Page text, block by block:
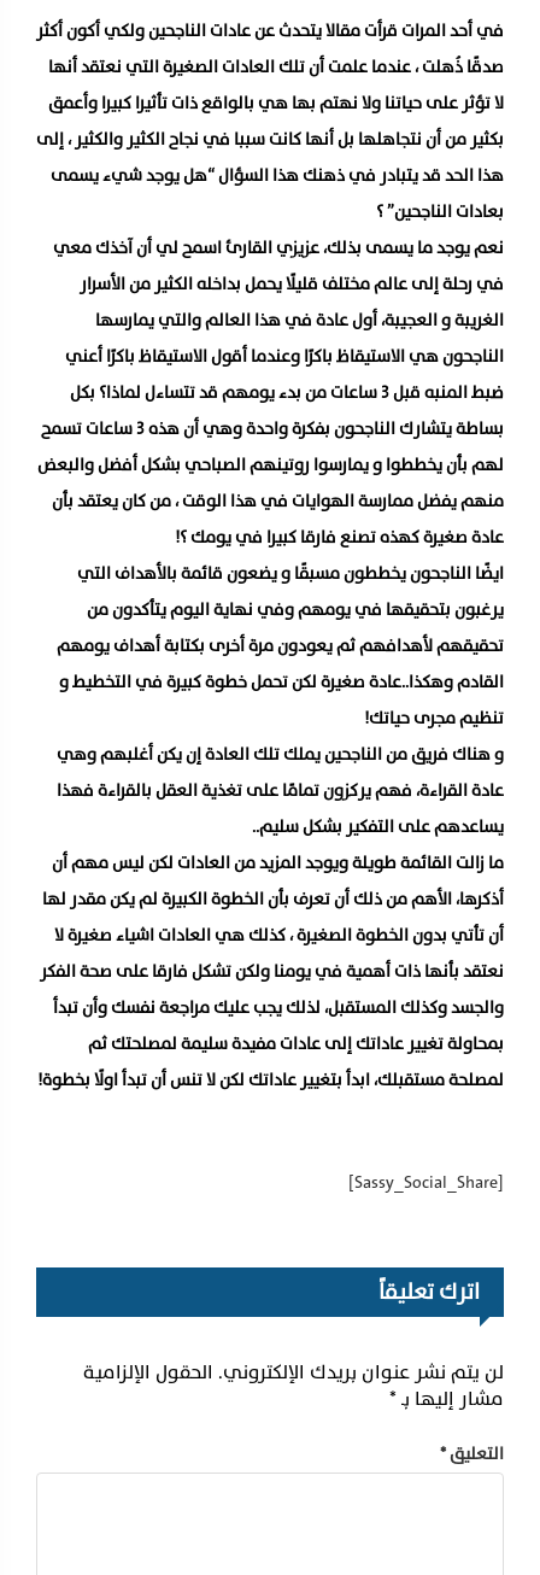
في أحد المرات قرأت مقالا يتحدث عن عادات الناجحين ولكي أكون أكثر
صدقًا ذُهلت ، عندما علمت أن تلك العادات الصغيرة التي نعتقد أنها
لا تؤثر على حياتنا ولا نهتم بها هي بالواقع ذات تأثيرا كبيرا وأعمق
بكثير من أن نتجاهلها بل أنها كانت سببا في نجاح الكثير والكثير ، إلى
هذا الحد قد يتبادر في ذهنك هذا السؤال “هل يوجد شيء يسمى
بعادات الناجحين” ؟
نعم يوجد ما يسمى بذلك، عزيزي القارئ اسمح لي أن آخذك معي
في رحلة إلى عالم مختلف قليلًا يحمل بداخله الكثير من الأسرار
الغريبة و العجيبة، أول عادة في هذا العالم والتي يمارسها
الناجحون هي الاستيقاظ باكرًا وعندما أقول الاستيقاظ باكرًا أعني
ضبط المنبه قبل ٣ ساعات من بدء يومهم قد تتساءل لماذا؟ بكل
بساطة يتشارك الناجحون بفكرة واحدة وهي أن هذه ٣ ساعات تسمح
لهم بأن يخططوا و يمارسوا روتينهم الصباحي بشكل أفضل والبعض
منهم يفضل ممارسة الهوايات في هذا الوقت ، من كان يعتقد بأن
عادة صغيرة كهذه تصنع فارقا كبيرا في يومك ؟!
ايضًا الناجحون يخططون مسبقًا و يضعون قائمة بالأهداف التي
يرغبون بتحقيقها في يومهم وفي نهاية اليوم يتأكدون من
تحقيقهم لأهدافهم ثم يعودون مرة أخرى بكتابة أهداف يومهم
القادم وهكذا..عادة صغيرة لكن تحمل خطوة كبيرة في التخطيط و
تنظيم مجرى حياتك!
و هناك فريق من الناجحين يملك تلك العادة إن يكن أغلبهم وهي
عادة القراءة، فهم يركزون تمامًا على تغذية العقل بالقراءة فهذا
يساعدهم على التفكير بشكل سليم..
ما زالت القائمة طويلة ويوجد المزيد من العادات لكن ليس مهم أن
أذكرها، الأهم من ذلك أن تعرف بأن الخطوة الكبيرة لم يكن مقدر لها
أن تأتي بدون الخطوة الصغيرة ، كذلك هي العادات اشياء صغيرة لا
نعتقد بأنها ذات أهمية في يومنا ولكن تشكل فارقا على صحة الفكر
والجسد وكذلك المستقبل، لذلك يجب عليك مراجعة نفسك وأن تبدأ
بمحاولة تغيير عاداتك إلى عادات مفيدة سليمة لمصلحتك ثم
لمصلحة مستقبلك، ابدأ بتغيير عاداتك لكن لا تنس أن تبدأ اولًا بخطوة!
[Sassy_Social_Share]
اترك تعليقاً
لن يتم نشر عنوان بريدك الإلكتروني. الحقول الإلزامية
مشار إليها بـ*
التعليق*